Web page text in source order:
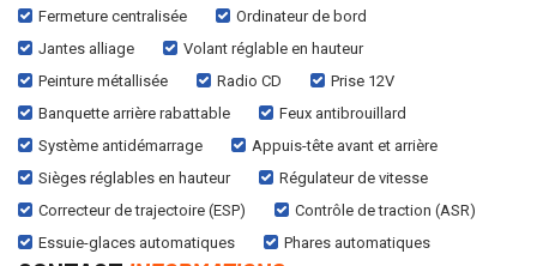
Fermeture centralisée
Ordinateur de bord
Jantes alliage
Volant réglable en hauteur
Peinture métallisée
Radio CD
Prise 12V
Banquette arrière rabattable
Feux antibrouillard
Système antidémarrage
Appuis-tête avant et arrière
Sièges réglables en hauteur
Régulateur de vitesse
Correcteur de trajectoire (ESP)
Contrôle de traction (ASR)
Essuie-glaces automatiques
Phares automatiques